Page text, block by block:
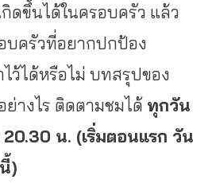
ดขึ้นได้ในครอบครัว แล้ว
บครัวที่อยากปกป้อง
ว้ได้หรือไม่ บทสรุปของ
ย่างไร ติดตามชมได้ ทุกวัน
20.30 น. (เริ่มตอนแรก วัน
)